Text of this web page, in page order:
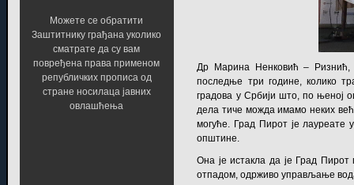
Др Марина Ненковић – Ризнић,
последње три године, колико
градова у Србији што, по њеној
дела тиче можда имамо неких
могуће. Град Пирот је лауреате
општине.
Она је истакла да је Град
отпадом, одрживо управљање
Можете се обратити
Заштитнику грађана уколико
сматрате да су вам
повређена права применом
републичких прописа од
стране носилаца јавних
овлашћења